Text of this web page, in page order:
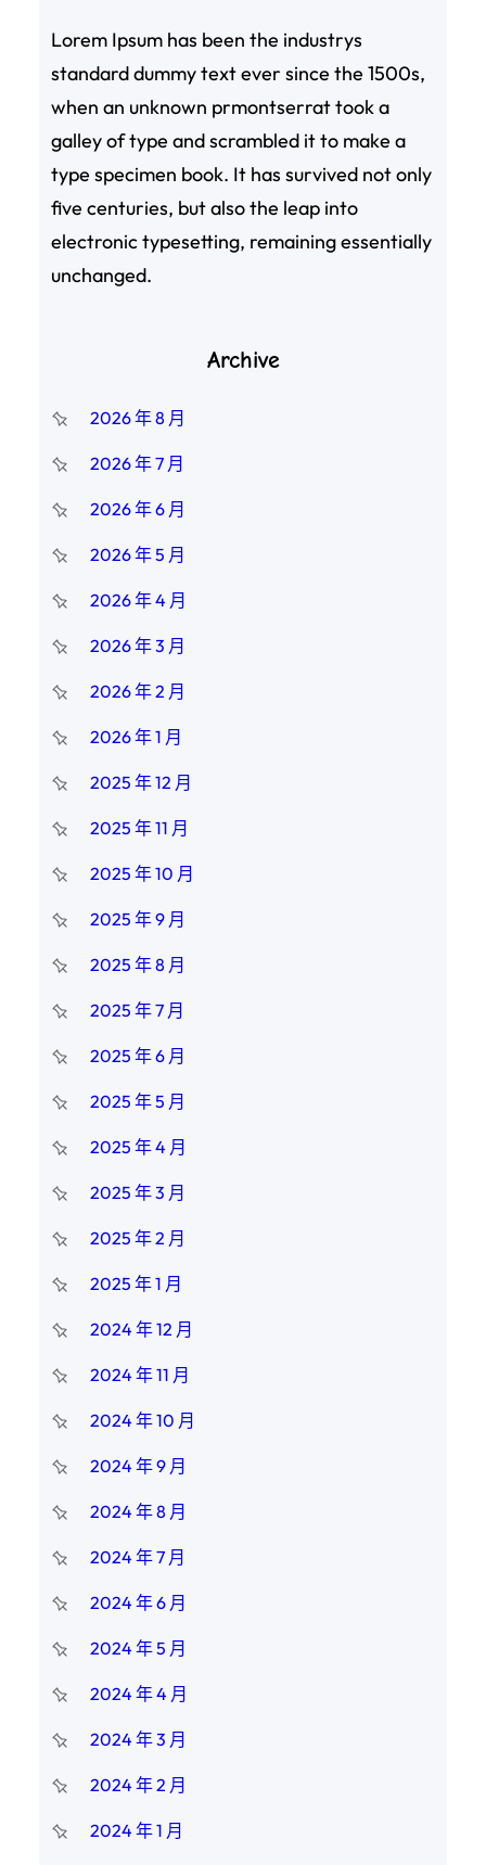
Lorem Ipsum has been the industrys
standard dummy text ever since the 1500s,
when an unknown prmontserrat took a
galley of type and scrambled it to make a
type specimen book. It has survived not only
five centuries, but also the leap into
electronic typesetting, remaining essentially
unchanged.
Archive
2026 年 8 月
2026 年 7 月
2026 年 6 月
2026 年 5 月
2026 年 4 月
2026 年 3 月
2026 年 2 月
2026 年 1 月
2025 年 12 月
2025 年 11 月
2025 年 10 月
2025 年 9 月
2025 年 8 月
2025 年 7 月
2025 年 6 月
2025 年 5 月
2025 年 4 月
2025 年 3 月
2025 年 2 月
2025 年 1 月
2024 年 12 月
2024 年 11 月
2024 年 10 月
2024 年 9 月
2024 年 8 月
2024 年 7 月
2024 年 6 月
2024 年 5 月
2024 年 4 月
2024 年 3 月
2024 年 2 月
2024 年 1 月